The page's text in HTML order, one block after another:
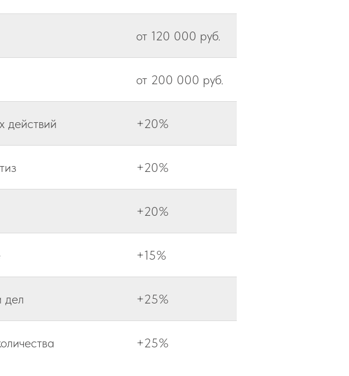
от 120 000 руб.
от 200 000 руб.
действий +20%
+20%
+20%
+15%
дел +25%
+25%